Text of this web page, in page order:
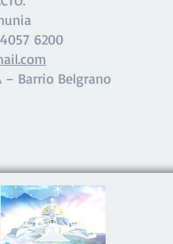
6200
– Barrio Belgrano